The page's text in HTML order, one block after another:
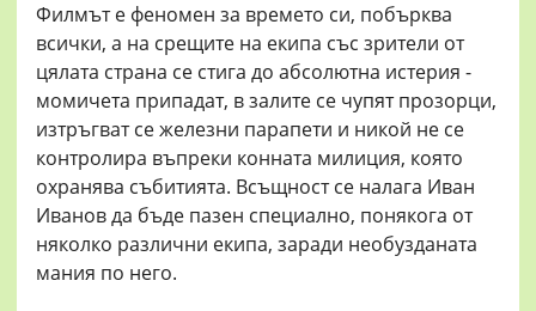
Филмът е феномен за времето си, побърква
всички, а на срещите на екипа със зрители от
цялата страна се стига до абсолютна истерия -
момичета припадат, в залите се чупят прозорци,
изтръгват се железни парапети и никой не се
контролира въпреки конната милиция, която
охранява събитията. Всъщност се налага Иван
Иванов да бъде пазен специално, понякога от
няколко различни екипа, заради необузданата
мания по него.